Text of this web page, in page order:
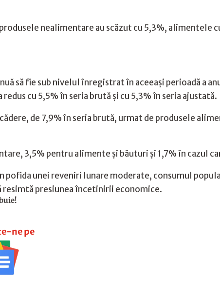
nealimentare au scăzut cu 5,3%, alimentele
să fie sub nivelul înregistrat în aceeași perioadă a
cu 5,5% în seria brută și cu 5,3% în seria ajustată.
de 7,9% în seria brută, urmat de produsele
3,5% pentru alimente și băuturi și 1,7% în cazul
unei reveniri lunare moderate, consumul
presiunea încetinirii economice.
ne pe